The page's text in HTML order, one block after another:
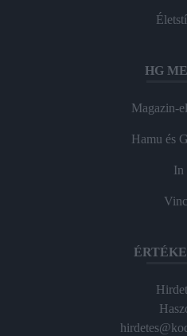
HG
Magazin-
Hamu és
In